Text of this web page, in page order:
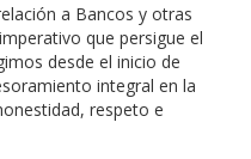
a Bancos y otras
que persigue el
desde el inicio de
integral en la
respeto e